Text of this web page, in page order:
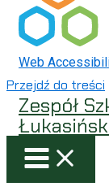
Web
Przejdź do treści
Zespół